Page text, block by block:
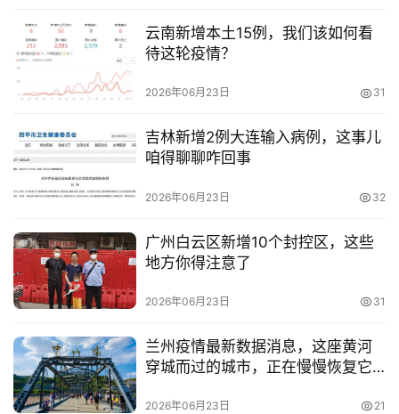
云南新增本土15例，我们该如何看
待这轮疫情？
2026年06月23日 31
吉林新增2例大连输入病例，这事儿
咱得聊聊咋回事
2026年06月23日 32
广州白云区新增10个封控区，这些
地方你得注意了
2026年06月23日 31
兰州疫情最新数据消息，这座黄河
穿城而过的城市，正在慢慢恢复它
2026年06月23日 21